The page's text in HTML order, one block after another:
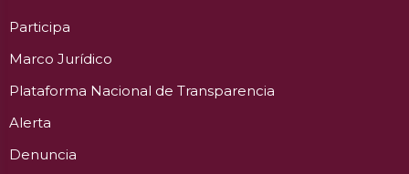
Participa
Marco Jurídico
Plataforma Nacional de Transparencia
Alerta
Denuncia